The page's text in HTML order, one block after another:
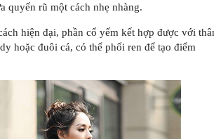
quyến rũ một cách nhẹ nhàng.
hiện đại, phần cổ yếm kết hợp được với
hoặc đuôi cá, có thể phối ren để tạo điểm